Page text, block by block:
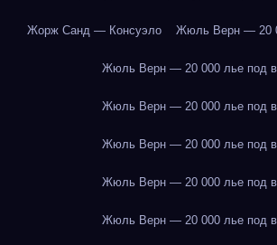
Жорж Санд — Консуэло Жюль Верн — 20
Жюль Верн — 20 000 лье под
Жюль Верн — 20 000 лье под
Жюль Верн — 20 000 лье под
Жюль Верн — 20 000 лье под
Жюль Верн — 20 000 лье под